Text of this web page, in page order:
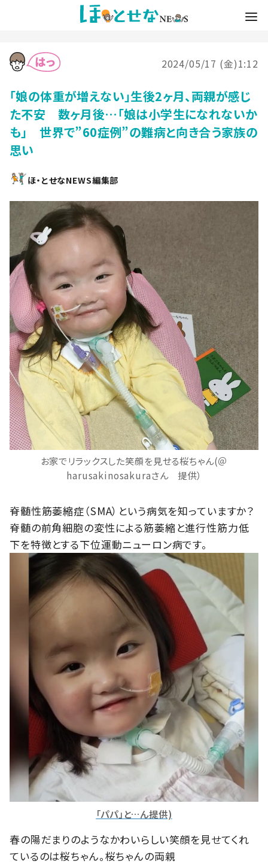
2024/05/17 (金)1:12
「娘の体重が増えない」生後2ヶ月、両親が感じ
た不安 数ヶ月後…「娘は小学生になれないか
も」 世界で”60症例”の難病と向き合う家族の
思い
ほ・とせなNEWS編集部
お家でリラックスした笑顔を見せる桜ちゃん(＠
harusakinosakuraさん 提供）
脊髄性筋萎縮症（SMA）という病気を知っていますか？
脊髄の前角細胞の変性による筋萎縮と進行性筋力低
下を特徴とする下位運動ニューロン病です。
「パパ」と…ん提供)
春の陽だまりのようなかわいらしい笑顔を見せてくれ
ているのは桜ちゃん。桜ちゃんの両親